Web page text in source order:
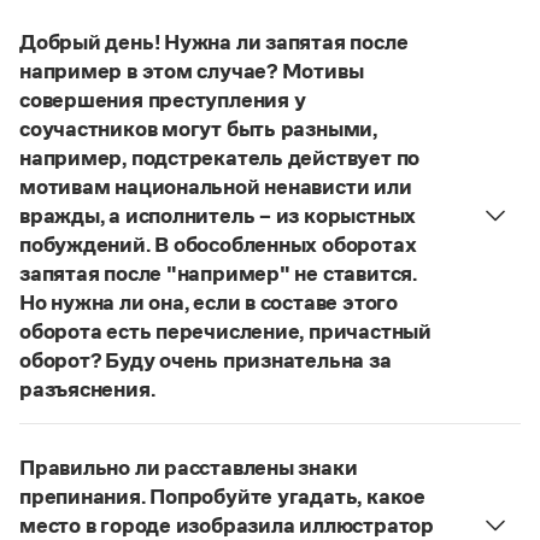
Справочники
Правила русской орфографии и пунктуации
Русский язык. Краткий теоретический курс
для школьников
Письмовник
Справочник по пунктуации
Словарь-справочник трудностей
Справочник по фразеологии
Азбучные истины
Словарь-справочник непростые слова
Все справочники портала
Журнал
Новости и события
Управление в русском языке
Словарь русских имён
Словарь методических терминов
Правила русской орфографии и пунктуации
(1956)
Добрый день! Нужна ли запятая после
например в этом случае? Мотивы
совершения преступления у
соучастников могут быть разными,
например, подстрекатель действует по
мотивам национальной ненависти или
вражды, а исполнитель – из корыстных
побуждений. В обособленных оборотах
запятая после "например" не ставится.
Но нужна ли она, если в составе этого
оборота есть перечисление, причастный
оборот? Буду очень признательна за
разъяснения.
В § 94«Правил русской орфографии и пунктуации»
слова и сочетания слов, стоящие на границе
частей сложного предложения и относящиеся к
следующему за ними предложению,
Правильно ли расставлены знаки
препинания. Попробуйте угадать, какое
место в городе изобразила иллюстратор